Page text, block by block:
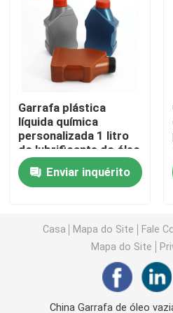
Garrafa plástica do molho
Garrafa do detergente para
Inseticidas que
Frasco de cookie dos
Garrafas plásticas do
Garrafa plástica
líquida química
personalizada 1 litro
do lubrificante do óleo
de motor do motor do
Hdpe Enviar inquérito
Casa Mapa do Site Fale
Mapa do Site
China Garrafa de óleo